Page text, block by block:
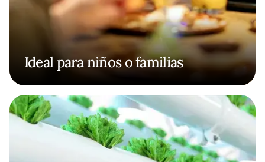
Ideal para niños o familias